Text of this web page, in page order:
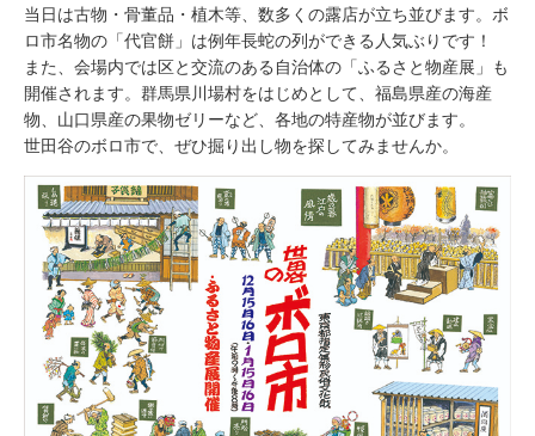
当日は古物・骨董品・植木等、数多くの露店が立ち並びます。ボ
ロ市名物の「代官餅」は例年長蛇の列ができる人気ぶりです！
また、会場内では区と交流のある自治体の「ふるさと物産展」も
開催されます。群馬県川場村をはじめとして、福島県産の海産
物、山口県産の果物ゼリーなど、各地の特産物が並びます。
世田谷のボロ市で、ぜひ掘り出し物を探してみませんか。